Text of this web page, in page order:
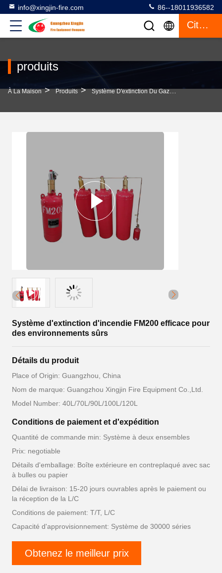
info@xingjin-fire.com 86--18011936582
Citation
produits
À La Maison > Produits > Système D'extinction Du Gaz FM200 >
Système d'extinction d'incendie FM200 efficace pour
des environnements sûrs
Détails du produit
Place of Origin: Guangzhou, China
Nom de marque: Guangzhou Xingjin Fire Equipment Co.,Ltd.
Model Number: 40L/70L/90L/100L/120L
Conditions de paiement et d'expédition
Quantité de commande min: Système à deux ensembles
Prix: negotiable
Détails d'emballage: Boîte extérieure en contreplaqué avec sac
à bulles ou papier
Délai de livraison: 15-20 jours ouvrables après le paiement ou
la réception de la L/C
Conditions de paiement: T/T, L/C
Capacité d'approvisionnement: Système de 30000 séries
Obtenez le meilleur prix